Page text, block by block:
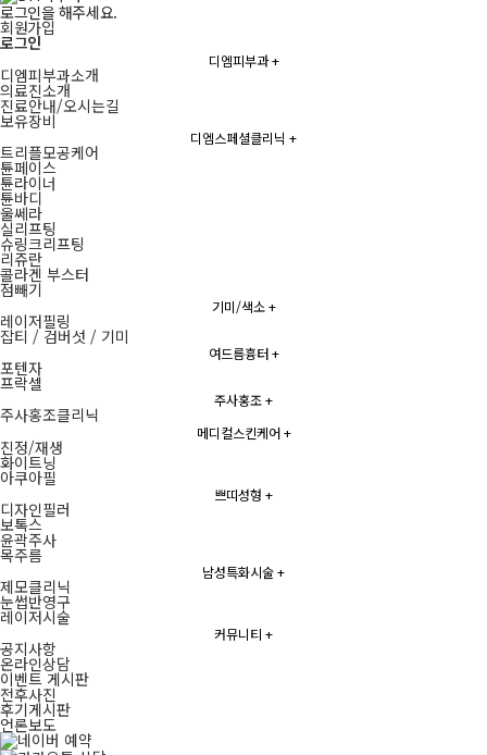
로그인을 해주세요.
회원가입
로그인
디엠피부과+
디엠피부과소개
의료진소개
진료안내/오시는길
보유장비
디엠스페셜클리닉 +
트리플모공케어
튠페이스
튠라이너
튠바디
울쎄라
실리프팅
슈링크리프팅
리쥬란
콜라겐 부스터
점빼기
기미/색소+
레이저필링
잡티 / 검버섯 / 기미
여드름흉터+
포텐자
프락셀
주사홍조+
주사홍조클리닉
메디컬스킨케어+
진정/재생
화이트닝
아쿠아필
쁘띠성형 +
디자인필러
보톡스
윤곽주사
목주름
남성특화시술+
제모클리닉
눈썹반영구
레이저시술
커뮤니티 +
공지사항
온라인상담
이벤트 게시판
전후사진
후기게시판
언론보도
퀵메뉴